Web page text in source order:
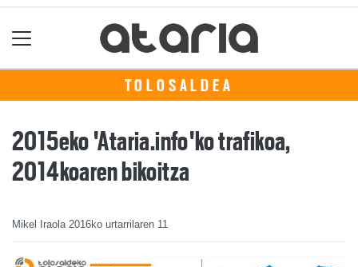
TOLOSALDEA
2015eko 'Ataria.info'ko trafikoa,
2014koaren bikoitza
Mikel Iraola 2016ko urtarrilaren 11